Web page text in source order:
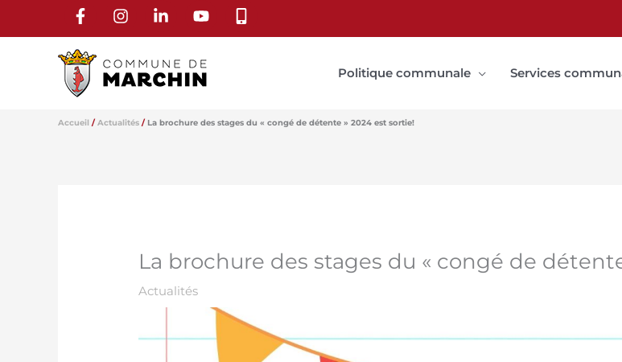
Politique communale Services
Accueil Actualités La brochure des stages du « congé de détente » 2024 est sortie!
La brochure des stages du « congé de
Actualités